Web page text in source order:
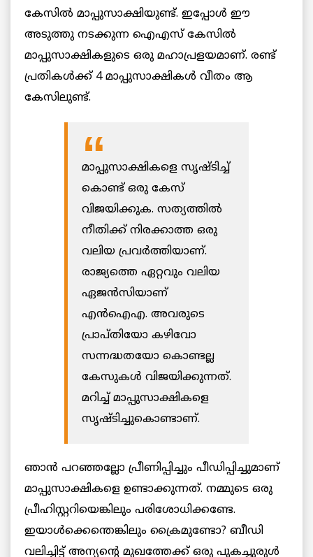
കേസിൽ മാപ്പുസാക്ഷിയുണ്ട്. ഇപ്പോൾ ഈ
അടുത്തു നടക്കുന്ന ഐഎസ് കേസിൽ
മാപ്പുസാക്ഷികളുടെ ഒരു മഹാപ്രളയമാണ്. രണ്ട്
പ്രതികൾക്ക് 4 മാപ്പുസാക്ഷികൾ വീതം ആ
കേസിലുണ്ട്.
മാപ്പുസാക്ഷികളെ സൃഷ്ടിച്ച്
കൊണ്ട് ഒരു കേസ്
വിജയിക്കുക. സത്യത്തിൽ
നീതിക്ക് നിരക്കാത്ത ഒരു
വലിയ പ്രവർത്തിയാണ്.
രാജ്യത്തെ ഏറ്റവും വലിയ
ഏജൻസിയാണ്
എൻഐഎ. അവരുടെ
പ്രാപ്തിയോ കഴിവോ
സന്നദ്ധതയോ കൊണ്ടല്ല
കേസുകൾ വിജയിക്കുന്നത്.
മറിച്ച് മാപ്പുസാക്ഷികളെ
സൃഷ്ടിച്ചുകൊണ്ടാണ്.
ഞാൻ പറഞ്ഞല്ലോ പ്രീണിപ്പിച്ചും പീഡിപ്പിച്ചുമാണ്
മാപ്പുസാക്ഷികളെ ഉണ്ടാക്കുന്നത്. നമ്മുടെ ഒരു
പ്രീഹിസ്റ്ററിയെങ്കിലും പരിശോധിക്കണ്ടേ.
ഇയാൾക്കെന്തെങ്കിലും ക്രൈമുണ്ടോ? ബീഡി
വലിച്ചിട്ട് അന്യന്റെ മുഖത്തേക്ക് ഒരു പുകച്ചുരുൾ